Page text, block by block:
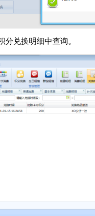
分兑换明细中查询。